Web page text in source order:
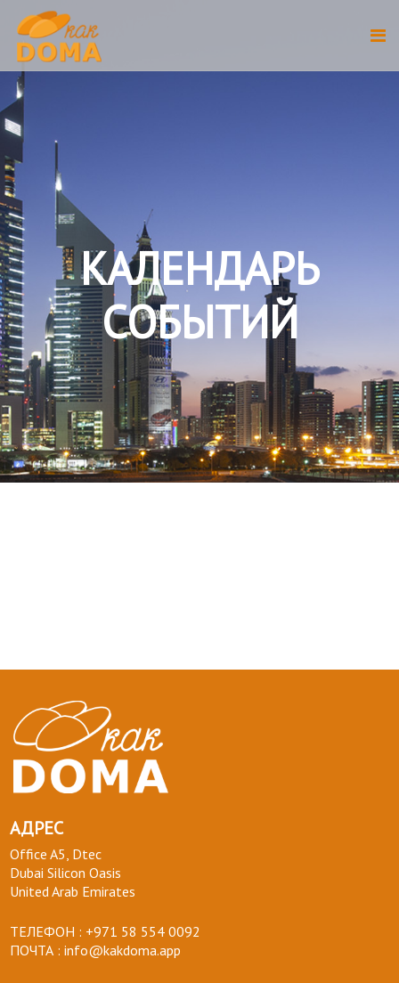
КАЛЕНДАРЬ
СОБЫТИЙ
АДРЕС
Office A5, Dtec
Dubai Silicon Oasis
United Arab Emirates
ТЕЛЕФОН : +971 58 554 0092
ПОЧТА : info@kakdoma.app